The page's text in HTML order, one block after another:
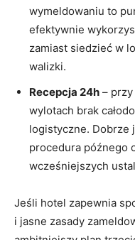
wymeldowaniu to
efektywnie
zamiast siedzieć w
walizki.
Recepcja 24h –
wylotach brak
logistyczne. Dobrze
procedura późnego
wcześniejszych
Jeśli hotel zapewnia
i jasne zasady